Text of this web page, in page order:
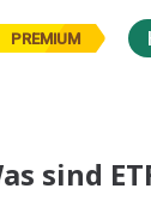
PREMIUM
sind